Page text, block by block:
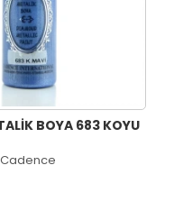
BOYA 683 KOYU
Cadence